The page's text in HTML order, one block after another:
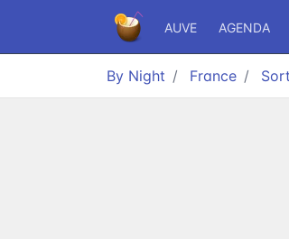
AUVE AGENDA
By Night France